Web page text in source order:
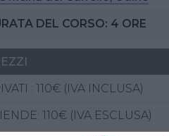
DEL CORSO: 4 ORE
: 110€ (IVA INCLUSA)
110€ (IVA ESCLUSA)